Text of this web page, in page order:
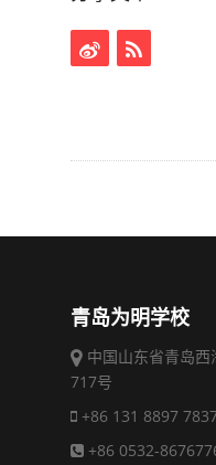
青岛为明学校
中国山东省青岛
717号
+86 131 8897
+86 0532-